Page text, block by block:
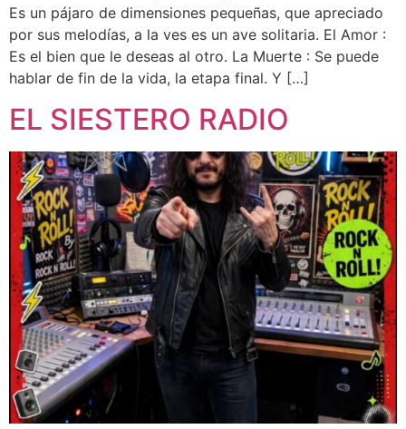
Es un pájaro de dimensiones pequeñas, que apreciado
por sus melodías, a la ves es un ave solitaria. El Amor :
Es el bien que le deseas al otro. La Muerte : Se puede
hablar de fin de la vida, la etapa final. Y […]
EL SIESTERO RADIO